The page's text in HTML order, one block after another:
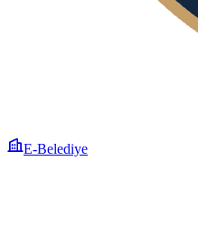
E-Belediye